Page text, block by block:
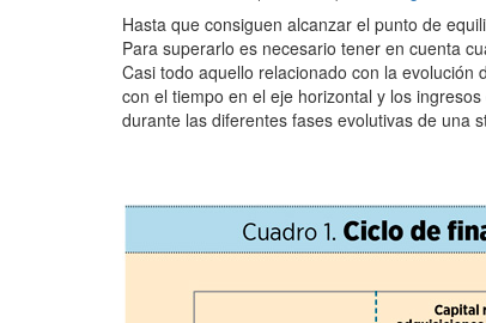
Hasta que consiguen alcanzar el punto de
Para superarlo es necesario tener en cuenta
Casi todo aquello relacionado con la
con el tiempo en el eje horizontal y los
durante las diferentes fases evolutivas de una